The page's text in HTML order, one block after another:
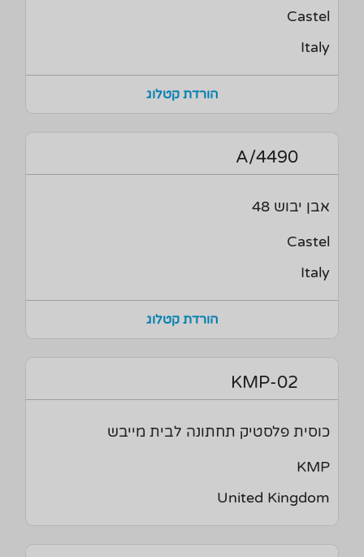
Castel
Italy
הורדת קטלוג
4490/A
אבן יבוש 48
Castel
Italy
הורדת קטלוג
KMP-02
כוסית פלסטיק תחתונה לבית מייבש
KMP
United Kingdom